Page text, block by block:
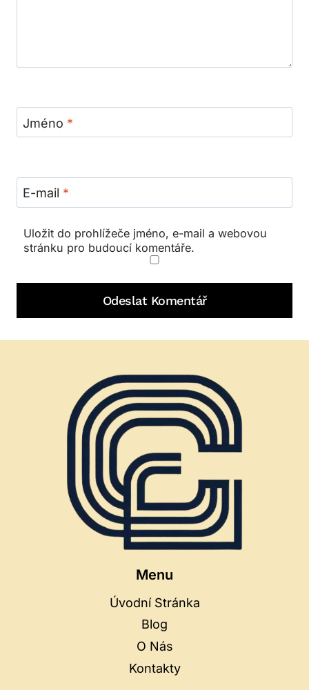
Jméno *
E-mail *
Uložit do prohlížeče jméno, e-mail a webovou
stránku pro budoucí komentáře.
Menu
Úvodní Stránka
Blog
O Nás
Kontakty